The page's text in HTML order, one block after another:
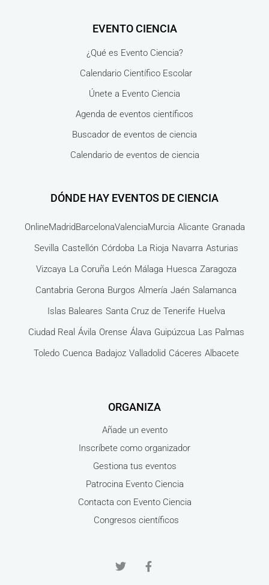
EVENTO CIENCIA
¿Qué es Evento Ciencia?
Calendario Científico Escolar
Únete a Evento Ciencia
Agenda de eventos científicos
Buscador de eventos de ciencia
Calendario de eventos de ciencia
DÓNDE HAY EVENTOS DE CIENCIA
OnlineMadridBarcelonaValenciaMurcia Alicante Granada
Sevilla Castellón Córdoba La Rioja Navarra Asturias
Vizcaya La Coruña León Málaga Huesca Zaragoza
Cantabria Gerona Burgos Almería Jaén Salamanca
Islas Baleares Santa Cruz de Tenerife Huelva
Ciudad Real Ávila Orense Álava Guipúzcua Las Palmas
Toledo Cuenca Badajoz Valladolid Cáceres Albacete
ORGANIZA
Añade un evento
Inscríbete como organizador
Gestiona tus eventos
Patrocina Evento Ciencia
Contacta con Evento Ciencia
Congresos científicos